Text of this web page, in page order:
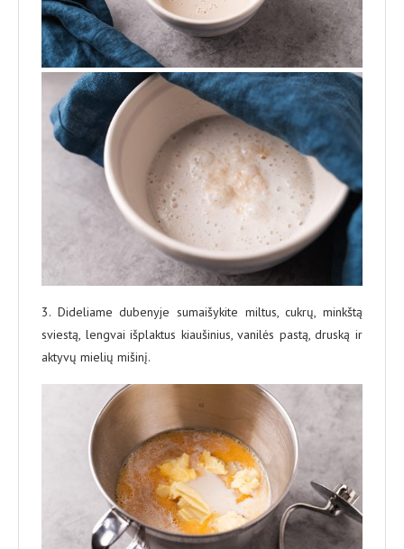
3. Dideliame dubenyje sumaišykite miltus, cukrų, minkštą
sviestą, lengvai išplaktus kiaušinius, vanilės pastą, druską ir
aktyvų mielių mišinį.